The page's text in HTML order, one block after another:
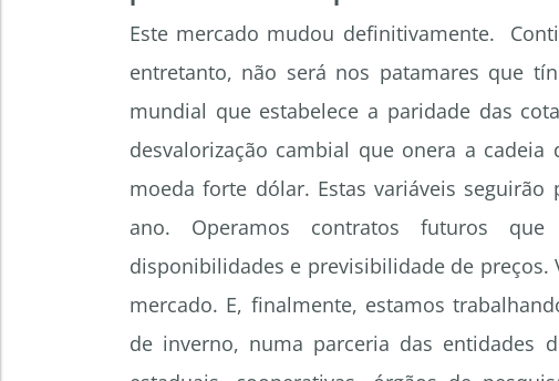
Este mercado mudou definitivamente.
entretanto, não será nos patamares que
mundial que estabelece a paridade das
desvalorização cambial que onera a
moeda forte dólar. Estas variáveis
ano. Operamos contratos futuros
disponibilidades e previsibilidade de
mercado. E, finalmente, estamos
de inverno, numa parceria das entidades